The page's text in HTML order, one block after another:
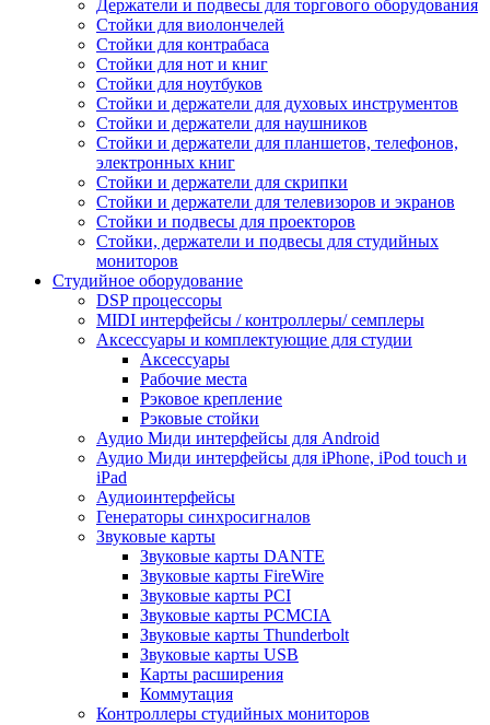
Держатели и подвесы для торгового оборудования
Стойки для виолончелей
Стойки для контрабаса
Стойки для нот и книг
Стойки для ноутбуков
Стойки и держатели для духовых инструментов
Стойки и держатели для наушников
Стойки и держатели для планшетов, телефонов,
электронных книг
Стойки и держатели для скрипки
Стойки и держатели для телевизоров и экранов
Стойки и подвесы для проекторов
Стойки, держатели и подвесы для студийных
мониторов
Студийное оборудование
DSP процессоры
MIDI интерфейсы / контроллеры/ семплеры
Аксессуары и комплектующие для студии
Аксессуары
Рабочие места
Рэковое крепление
Рэковые стойки
Аудио Миди интерфейсы для Android
Аудио Миди интерфейсы для iPhone, iPod touch и
iPad
Аудиоинтерфейсы
Генераторы синхросигналов
Звуковые карты
Звуковые карты DANTE
Звуковые карты FireWire
Звуковые карты PCI
Звуковые карты PCMCIA
Звуковые карты Thunderbolt
Звуковые карты USB
Карты расширения
Коммутация
Контроллеры студийных мониторов